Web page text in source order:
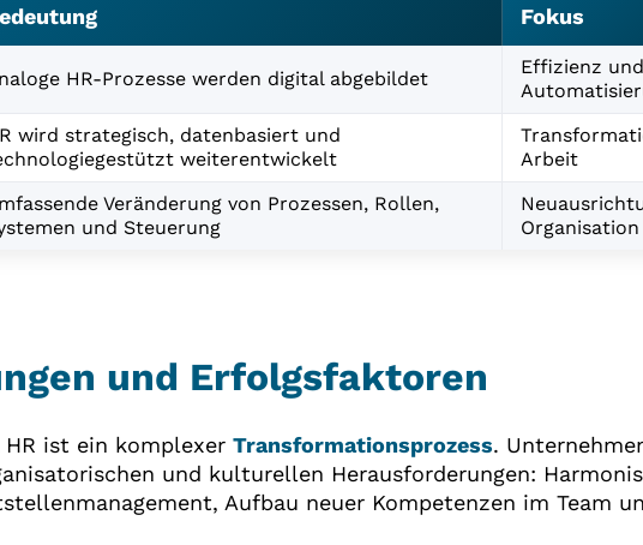
Fokus
HR-Prozesse werden digital abgebildet
Effizienz und
wird strategisch, datenbasiert und
weiterentwickelt
Arbeit
Veränderung von Prozessen, Rollen,
und Steuerung
Organisation
und Erfolgsfaktoren
ist ein komplexer Transformationsprozess.
und kulturellen Herausforderungen:
Aufbau neuer Kompetenzen im Team